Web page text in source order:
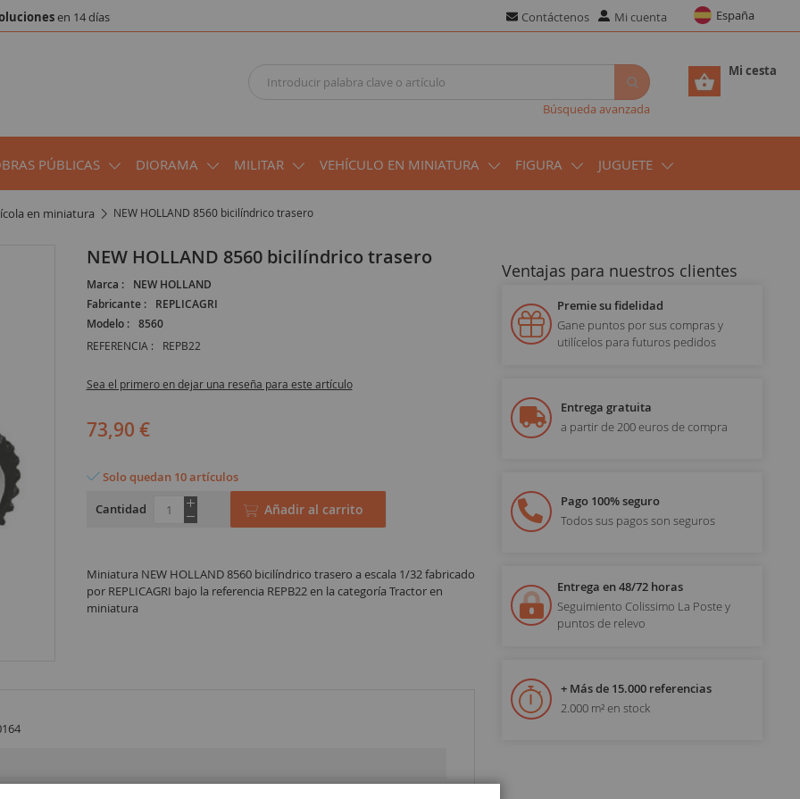
en 14 días Contáctenos Mi cuenta España
Mi cesta
Búsqueda avanzada
PÚBLICAS DIORAMA MILITAR VEHÍCULO EN MINIATURA FIGURA JUGUETE
en miniatura NEW HOLLAND 8560 bicilíndrico trasero
NEW HOLLAND 8560 bicilíndrico trasero
Marca :
NEW HOLLAND
Fabricante :
REPLICAGRI
Modelo :
8560
REFERENCIA : REPB22
Sea el primero en dejar una reseña para este artículo
73,90 €
Solo quedan 10 artículos
Cantidad
Añadir al carrito
Miniatura NEW HOLLAND 8560 bicilíndrico trasero a escala 1/32 fabricado
por REPLICAGRI bajo la referencia REPB22 en la categoría Tractor en
miniatura
Ventajas para nuestros clientes
Premie su fidelidad
Gane puntos por sus compras y
utilícelos para futuros pedidos
Entrega gratuita
a partir de 200 euros de compra
Pago 100% seguro
Todos sus pagos son seguros
Entrega en 48/72 horas
Seguimiento Colissimo La Poste y
puntos de relevo
+ Más de 15.000 referencias
2.000 m² en stock